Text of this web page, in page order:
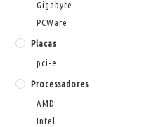
Gigabyte
PCWare
Placas
pci-e
Processadores
AMD
Intel